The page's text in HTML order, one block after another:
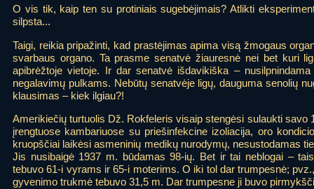
O vis tik, kaip ten su protiniais sugebėjimais? Atlikti
silpsta...
Taigi, reikia pripažinti, kad prastėjimas apima visą žmogaus
svarbaus organo. Ta prasme senatvė žiauresnė nei bet kuri
apibrėžtoje vietoje. Ir dar senatvė išdavikiška –
negalavimų pulkams. Nebūtų senatvėje ligų, dauguma senolių
klausimas – kiek ilgiau?!
Amerikiečių turtuolis Dž. Rokfeleris visaip stengėsi sulaukti savo
įrengtuose kambariuose su priešinfekcine izoliacija, oro
kruopščiai laikėsi asmeninių medikų nurodymų, nesustodamas
Jis nusibaigė 1937 m. būdamas 98-ių. Bet ir tai neblogai –
tebuvo 61-i vyrams ir 65-i moterims. O iki tol dar trumpesnė;
gyvenimo trukmė tebuvo 31,5 m. Dar trumpesne ji buvo